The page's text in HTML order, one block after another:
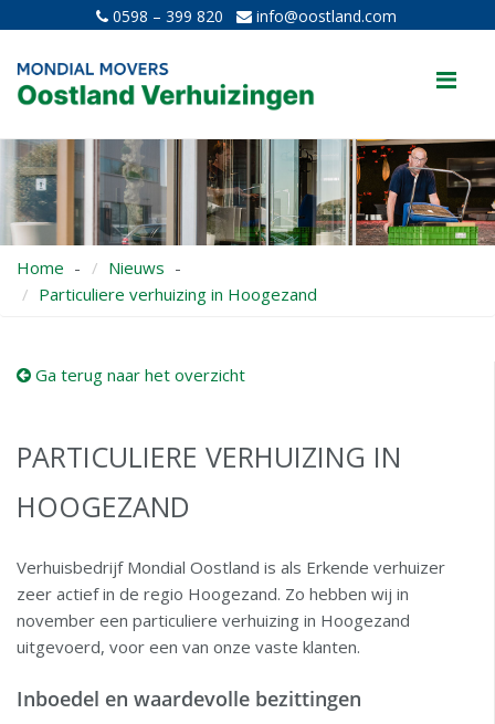
0598 – 399 820 info@oostland.com
Home
Nieuws
Particuliere verhuizing in Hoogezand
Ga terug naar het overzicht
PARTICULIERE VERHUIZING IN
HOOGEZAND
Verhuisbedrijf Mondial Oostland is als Erkende verhuizer
zeer actief in de regio Hoogezand. Zo hebben wij in
november een particuliere verhuizing in Hoogezand
uitgevoerd, voor een van onze vaste klanten.
Inboedel en waardevolle bezittingen